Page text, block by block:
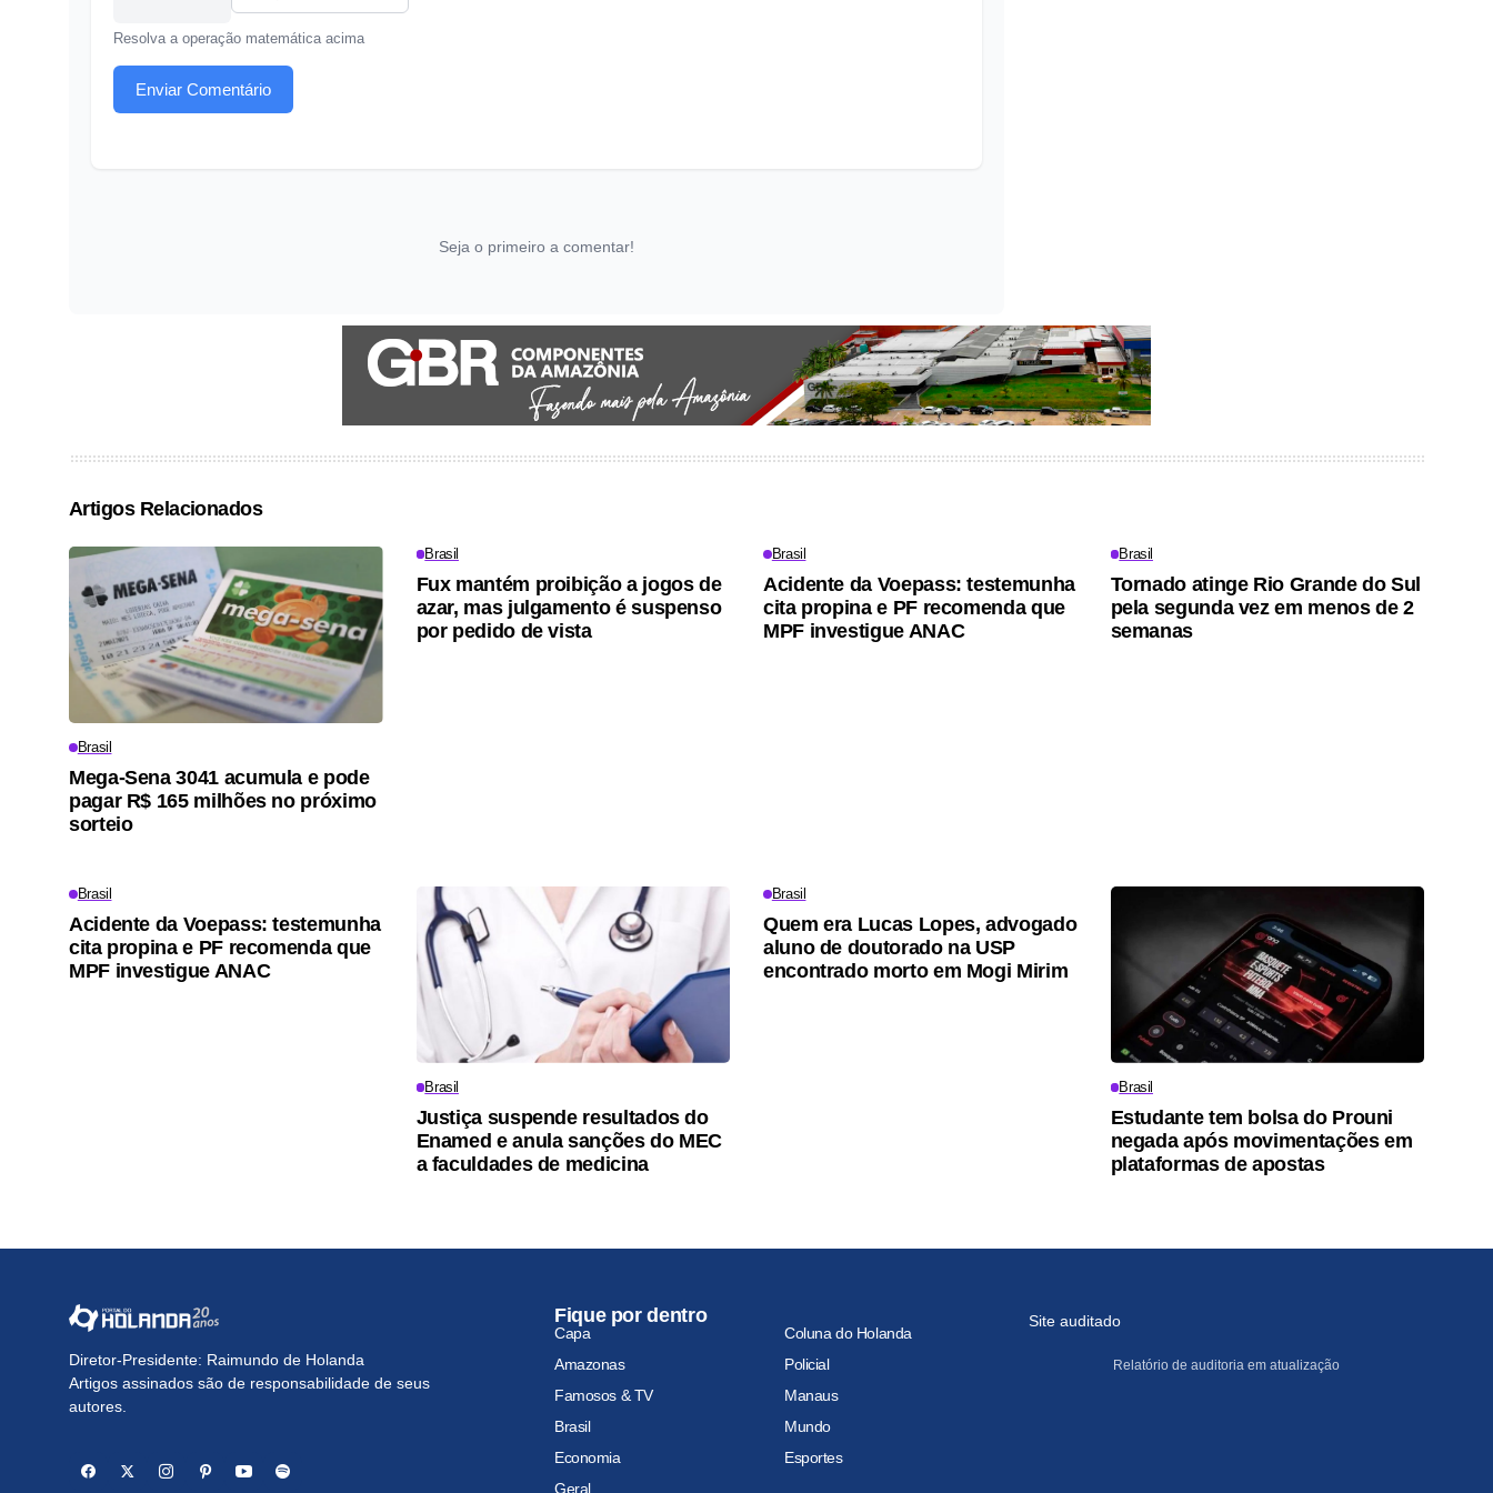
Resolva a operação matemática acima
Enviar Comentário
Seja o primeiro a comentar!
Artigos Relacionados
Brasil
Mega-Sena 3041 acumula e pode
pagar R$ 165 milhões no próximo
sorteio
Brasil
Fux mantém proibição a jogos de
azar, mas julgamento é suspenso
por pedido de vista
Brasil
Acidente da Voepass: testemunha
cita propina e PF recomenda que
MPF investigue ANAC
Brasil
Tornado atinge Rio Grande do Sul
pela segunda vez em menos de 2
semanas
Brasil
Acidente da Voepass: testemunha
cita propina e PF recomenda que
MPF investigue ANAC
Brasil
Justiça suspende resultados do
Enamed e anula sanções do MEC
a faculdades de medicina
Brasil
Quem era Lucas Lopes, advogado
aluno de doutorado na USP
encontrado morto em Mogi Mirim
Brasil
Estudante tem bolsa do Prouni
negada após movimentações em
plataformas de apostas
Diretor-Presidente: Raimundo de Holanda
Artigos assinados são de responsabilidade de seus
autores.
Fique por dentro
Capa
Coluna do Holanda
Amazonas
Policial
Famosos & TV
Manaus
Brasil
Mundo
Economia
Esportes
Geral
Site auditado
Relatório de auditoria em atualização